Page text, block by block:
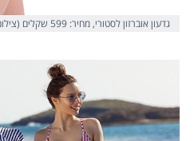
גדעון אוברזון לסטורי, מחיר: 599 שקלים (צילום: גיא נחום)